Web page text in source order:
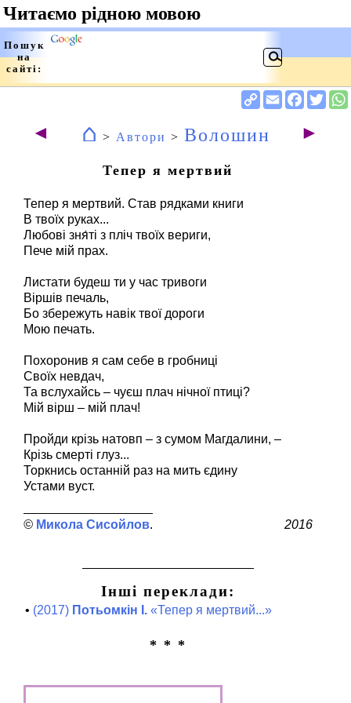
◄ ⌂ > Автори > Волошин ►
Тепер я мертвий
Тепер я мертвий. Став рядками книги
В твоїх руках...
Любові зня́ті з пліч твоїх вериги,
Пече мій прах.
Листати будеш ти у час тривоги
Віршів печаль,
Бо збережуть навік твої дороги
Мою печать.
Похоронив я сам себе в гробниці
Своїх невдач,
Та вслухайсь – чуєш плач нічної птиці?
Мій вірш – мій плач!
Пройди крізь натовп – з сумом Магдалини, –
Крізь смерті глуз...
Торкнись останній раз на мить єдину
Устами вуст.
Микола Сисойлов 2016
Інші переклади:
• (2017) Потьомкін І.«Тепер я мертвий...»
* * *